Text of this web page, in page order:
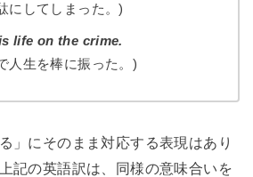
にしてしまった。)
life on the crime.
人生を棒に振った。)
」にそのまま対応する表現はあり
記の英語訳は、同様の意味合いを